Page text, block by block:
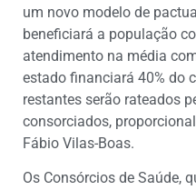
um novo modelo de
beneficiará a população
atendimento na média
estado financiará 40% do
restantes serão rateados
consorciados,
Fábio Vilas-Boas.
Os Consórcios de Saúde,